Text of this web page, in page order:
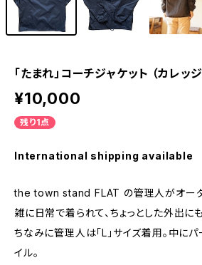
「たまれ」コーチジャケット （カレッ
¥10,000
残り1点
International shipping available
the town stand FLAT の管理人がオーダ
雑に日常で着られて、ちょっとした外出にも
ちなみに管理人は「L」サイズ着用。中に
イル。